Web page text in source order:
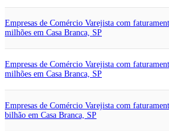
Empresas de Comércio Varejista com
milhões em Casa Branca, SP
Empresas de Comércio Varejista com
milhões em Casa Branca, SP
Empresas de Comércio Varejista com
bilhão em Casa Branca, SP